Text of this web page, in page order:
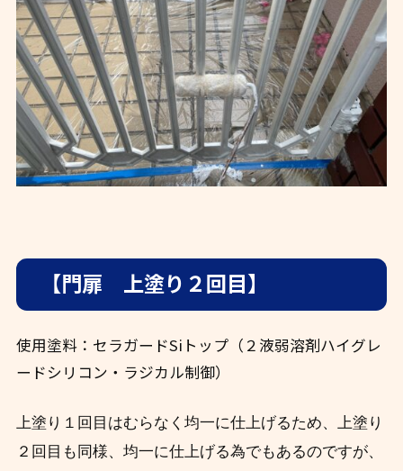
【門扉 上塗り２回目】
使用塗料：セラガードSiトップ（２液弱溶剤ハイグレ
ードシリコン・ラジカル制御）
上塗り１回目はむらなく均一に仕上げるため、上塗り
２回目も同様、均一に仕上げる為でもあるのですが、